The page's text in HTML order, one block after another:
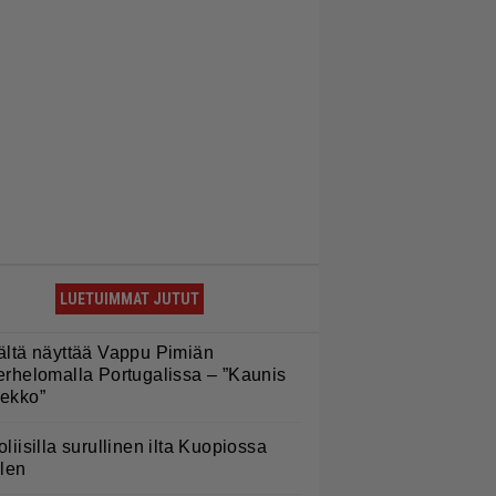
LUETUIMMAT JUTUT
näyttää Vappu Pimiän
Portugalissa – ”Kaunis
surullinen ilta Kuopiossa